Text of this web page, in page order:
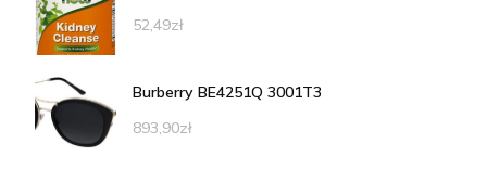
52,49zł
Burberry BE4251Q 3001T3
893,90zł